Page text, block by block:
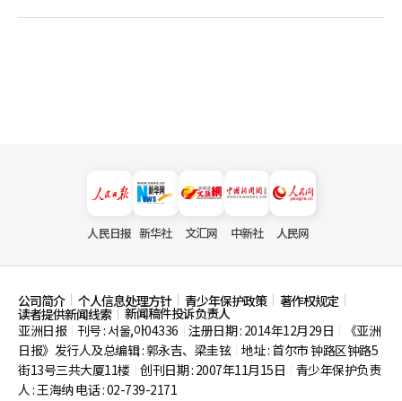
人民日报 新华社 文汇网 中新社 人民网
公司简介 个人信息处理方针 青少年保护政策 著作权规定
读者提供新闻线索
新闻稿件投诉负责人
亚洲日报
刊号 : 서울,아04336 注册日期 : 2014年12月29日
《亚洲
日报》发行人及总编辑 : 郭永吉、梁圭铉 地址 : 首尔市钟路区钟路5
街13号三共大厦11楼 创刊日期 : 2007年11月15日
青少年保护负责
人 : 王海纳 电话 : 02-739-2171